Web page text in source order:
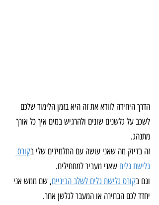
הדרך היחידה לוודא את זה היא בזמן הלימוד שלכם
לשכב על גלשנים שונים ולהרגיש במים איך כל אורך
מתנהג.
זה בדיוק מה שאני עושה עם התלמידים שלי בקורס
גלישת גלים שאני מעביר למתחילים.
וגם בקורס גלישת גלים לשלב הביניים, שם ממש אני
יחדד לכם הבחירה או המעבר לגלשן אחר.